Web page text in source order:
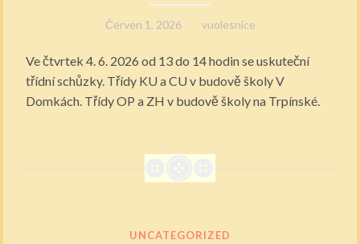
Červen 1, 2026 vuolesnice
Ve čtvrtek 4. 6. 2026 od 13 do 14 hodin se uskuteční
třídní schůzky. Třídy KU a CU v budově školy V
Domkách. Třídy OP a ZH v budově školy na Trpínské.
UNCATEGORIZED